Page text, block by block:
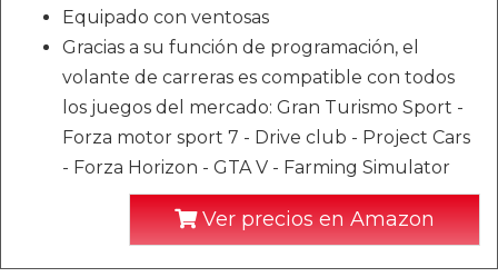
Equipado con ventosas
Gracias a su función de programación, el
volante de carreras es compatible con todos
los juegos del mercado: Gran Turismo Sport -
Forza motor sport 7 - Drive club - Project Cars
- Forza Horizon - GTA V - Farming Simulator
Ver precios en Amazon